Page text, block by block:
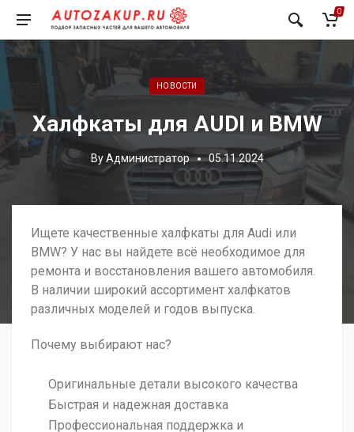
0
Posted in:
НОВОСТИ
Халфкаты для AUDI и BMW
ByАдминистратор 05.11.2024
Ищете качественные халфкаты для Audi или
BMW? У нас вы найдете всё необходимое для
ремонта и восстановления вашего автомобиля.
В наличии широкий ассортимент халфкатов
различных моделей и годов выпуска.
Почему выбирают нас?
Оригинальные детали высокого качества
Быстрая и надежная доставка
Профессиональная поддержка и